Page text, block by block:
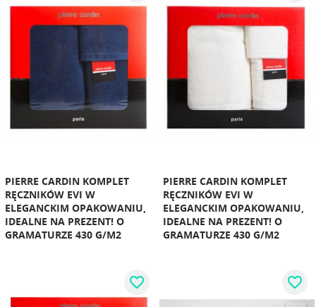
PIERRE CARDIN KOMPLET
RĘCZNIKÓW EVI W
ELEGANCKIM OPAKOWANIU,
IDEALNE NA PREZENT! O
GRAMATURZE 430 G/M2
PIERRE CARDIN KOMPLET
RĘCZNIKÓW EVI W
ELEGANCKIM OPAKOWANIU,
IDEALNE NA PREZENT! O
GRAMATURZE 430 G/M2
favorite_border favorite_border